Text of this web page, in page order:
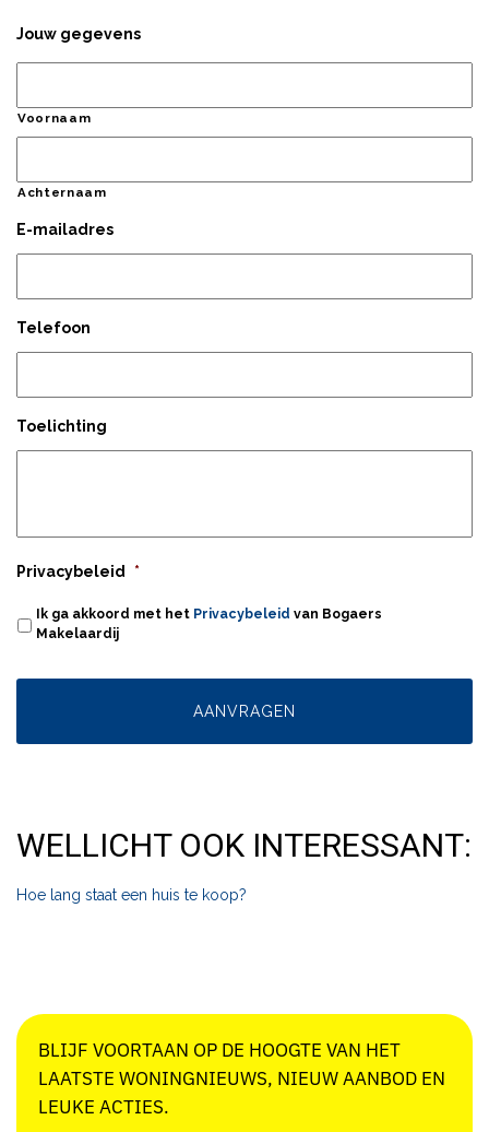
Jouw gegevens
Voornaam
Achternaam
E-mailadres
Telefoon
Toelichting
Privacybeleid *
Ik ga akkoord met het Privacybeleid van Bogaers
Makelaardij
WELLICHT OOK INTERESSANT:
Hoe lang staat een huis te koop?
BLIJF VOORTAAN OP DE HOOGTE VAN HET
LAATSTE WONINGNIEUWS, NIEUW AANBOD EN
LEUKE ACTIES.